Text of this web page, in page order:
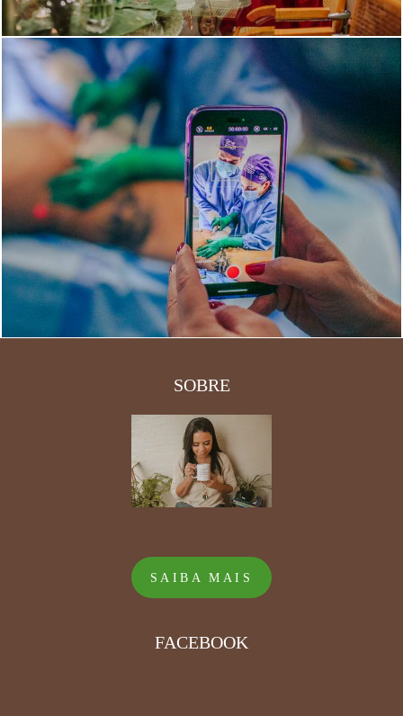
1072 2
SOBRE
SAIBA MAIS
FACEBOOK